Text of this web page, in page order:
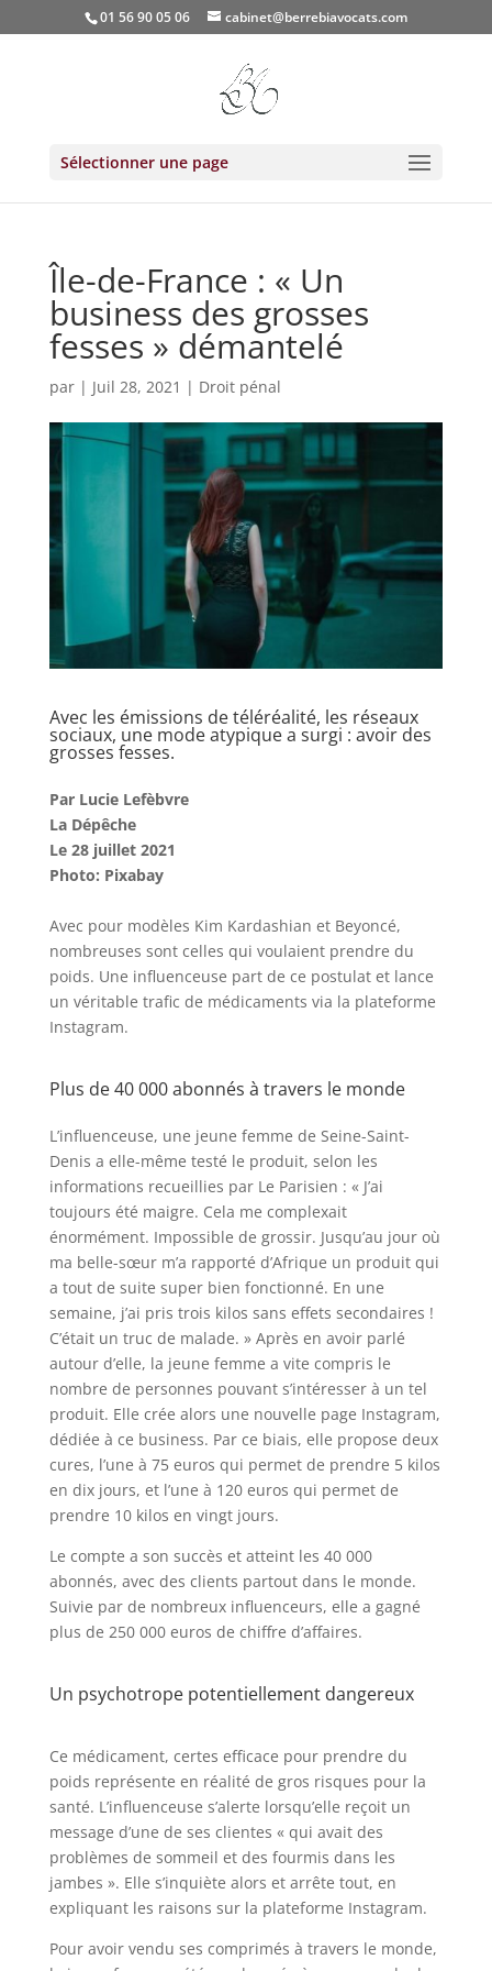
01 56 90 05 06 cabinet@berrebiavocats.com
Sélectionner une page
Île-de-France : « Un
business des grosses
fesses » démantelé
par | Juil 28, 2021 | Droit pénal
Avec les émissions de téléréalité, les réseaux
sociaux, une mode atypique a surgi : avoir des
grosses fesses.
Par Lucie Lefèbvre
La Dépêche
Le 28 juillet 2021
Photo: Pixabay
Avec pour modèles Kim Kardashian et Beyoncé,
nombreuses sont celles qui voulaient prendre du
poids. Une influenceuse part de ce postulat et lance
un véritable trafic de médicaments via la plateforme
Instagram.
Plus de 40 000 abonnés à travers le monde
L’influenceuse, une jeune femme de Seine-Saint-
Denis a elle-même testé le produit, selon les
informations recueillies par Le Parisien : « J’ai
toujours été maigre. Cela me complexait
énormément. Impossible de grossir. Jusqu’au jour où
ma belle-sœur m’a rapporté d’Afrique un produit qui
a tout de suite super bien fonctionné. En une
semaine, j’ai pris trois kilos sans effets secondaires !
C’était un truc de malade. » Après en avoir parlé
autour d’elle, la jeune femme a vite compris le
nombre de personnes pouvant s’intéresser à un tel
produit. Elle crée alors une nouvelle page Instagram,
dédiée à ce business. Par ce biais, elle propose deux
cures, l’une à 75 euros qui permet de prendre 5 kilos
en dix jours, et l’une à 120 euros qui permet de
prendre 10 kilos en vingt jours.
Le compte a son succès et atteint les 40 000
abonnés, avec des clients partout dans le monde.
Suivie par de nombreux influenceurs, elle a gagné
plus de 250 000 euros de chiffre d’affaires.
Un psychotrope potentiellement dangereux
Ce médicament, certes efficace pour prendre du
poids représente en réalité de gros risques pour la
santé. L’influenceuse s’alerte lorsqu’elle reçoit un
message d’une de ses clientes « qui avait des
problèmes de sommeil et des fourmis dans les
jambes ». Elle s’inquiète alors et arrête tout, en
expliquant les raisons sur la plateforme Instagram.
Pour avoir vendu ses comprimés à travers le monde,